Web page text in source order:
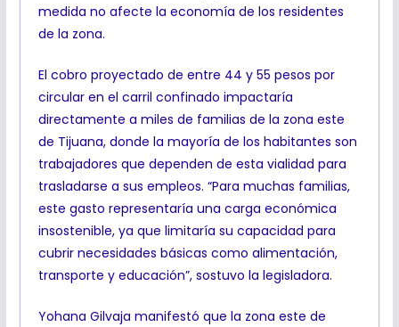
medida no afecte la economía de los residentes
de la zona.
El cobro proyectado de entre 44 y 55 pesos por
circular en el carril confinado impactaría
directamente a miles de familias de la zona este
de Tijuana, donde la mayoría de los habitantes son
trabajadores que dependen de esta vialidad para
trasladarse a sus empleos. “Para muchas familias,
este gasto representaría una carga económica
insostenible, ya que limitaría su capacidad para
cubrir necesidades básicas como alimentación,
transporte y educación”, sostuvo la legisladora.
Yohana Gilvaja manifestó que la zona este de